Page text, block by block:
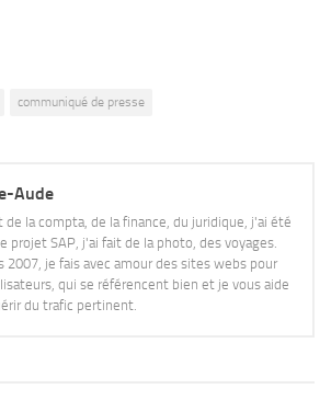
communiqué de presse
Aude
de la compta, de la finance, du juridique, j'ai été
projet SAP, j'ai fait de la photo, des voyages.
2007, je fais avec amour des sites webs pour
qui se référencent bien et je vous aide
du trafic pertinent.